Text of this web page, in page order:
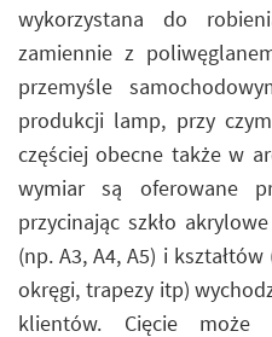
wykorzystana do
zamiennie z
przemyśle
produkcji lamp, przy
częściej obecne także w
wymiar są oferowane
przycinając szkło
(np. A3, A4, A5) i
okręgi, trapezy itp)
klientów. Cięcie może